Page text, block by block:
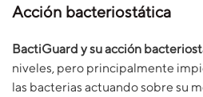
Acción bacteriostática
BactiGuard y su acción
niveles, pero principalmente
las bacterias actuando sobre su